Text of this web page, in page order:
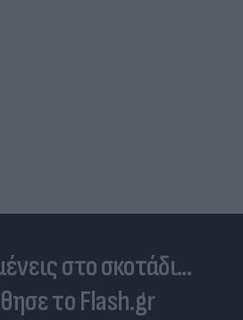
στο σκοτάδι...
το Flash.gr